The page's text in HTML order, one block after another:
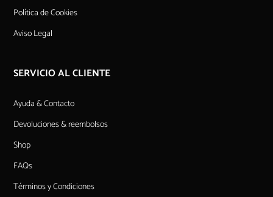
Política de Cookies
Aviso Legal
SERVICIO AL CLIENTE
Ayuda & Contacto
Devoluciones & reembolsos
Shop
FAQs
Términos y Condiciones